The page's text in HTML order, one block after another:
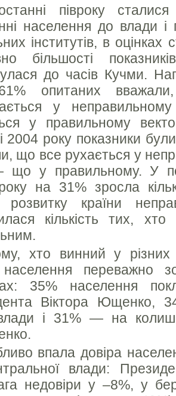
півроку
населення до влади і
інститутів, в
більшості
до часів Кучми.
опитаних
у
у правильному
2004 року показники
що все рухається у
у правильному. У
на 31% зросла
розвитку країни
кількість тих,
хто винний у різних
переважно
35% населення
Віктора Ющенко,
і 31% — на
впала довіра
влади:
недовіри у –8%, у